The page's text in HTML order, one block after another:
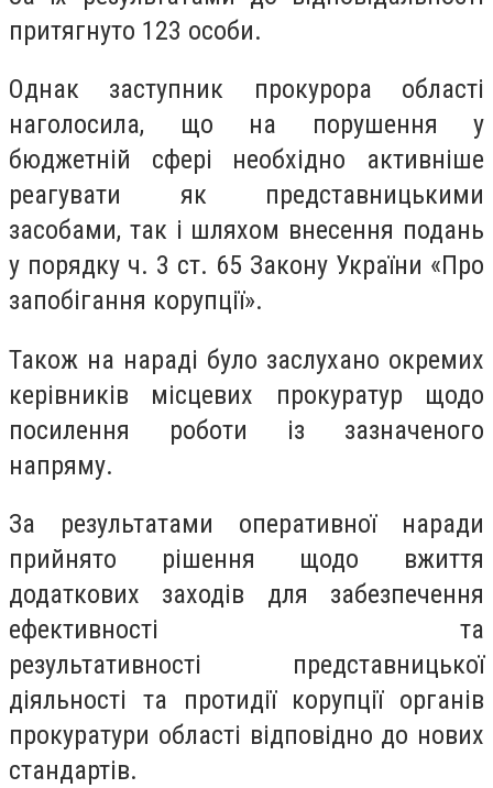
притягнуто 123 особи.
Однак заступник прокурора області
наголосила, що на порушення у
бюджетній сфері необхідно активніше
реагувати як представницькими
засобами, так і шляхом внесення подань
у порядку ч. 3 ст. 65 Закону України «Про
запобігання корупції».
Також на нараді було заслухано окремих
керівників місцевих прокуратур щодо
посилення роботи із зазначеного
напряму.
За результатами оперативної наради
прийнято рішення щодо вжиття
додаткових заходів для забезпечення
ефективності та
результативності представницької
діяльності та протидії корупції органів
прокуратури області відповідно до нових
стандартів.